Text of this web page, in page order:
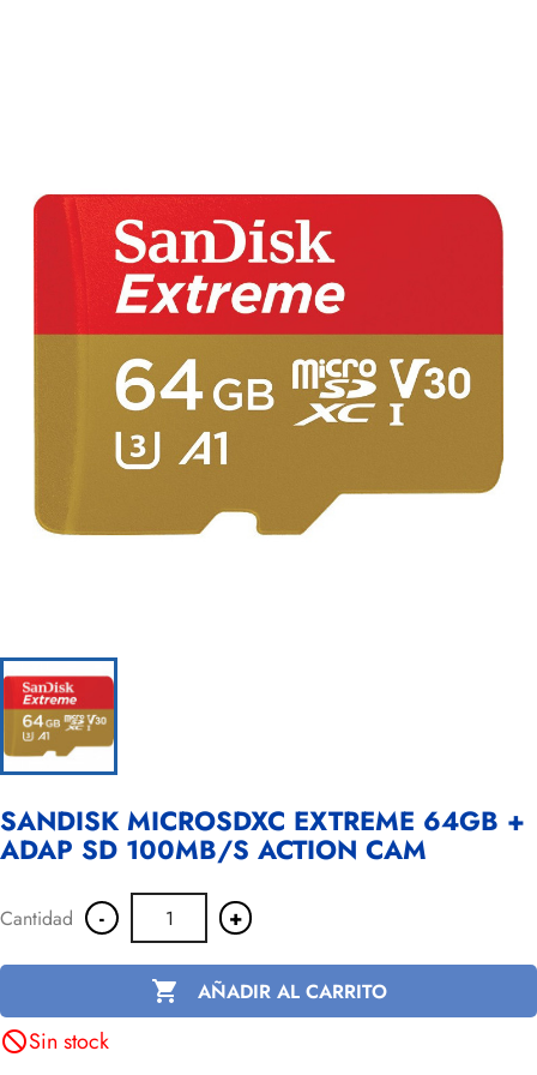
SANDISK MICROSDXC EXTREME 64GB +
ADAP SD 100MB/S ACTION CAM
Cantidad - +
 AÑADIR AL CARRITO
not_interestedSin stock